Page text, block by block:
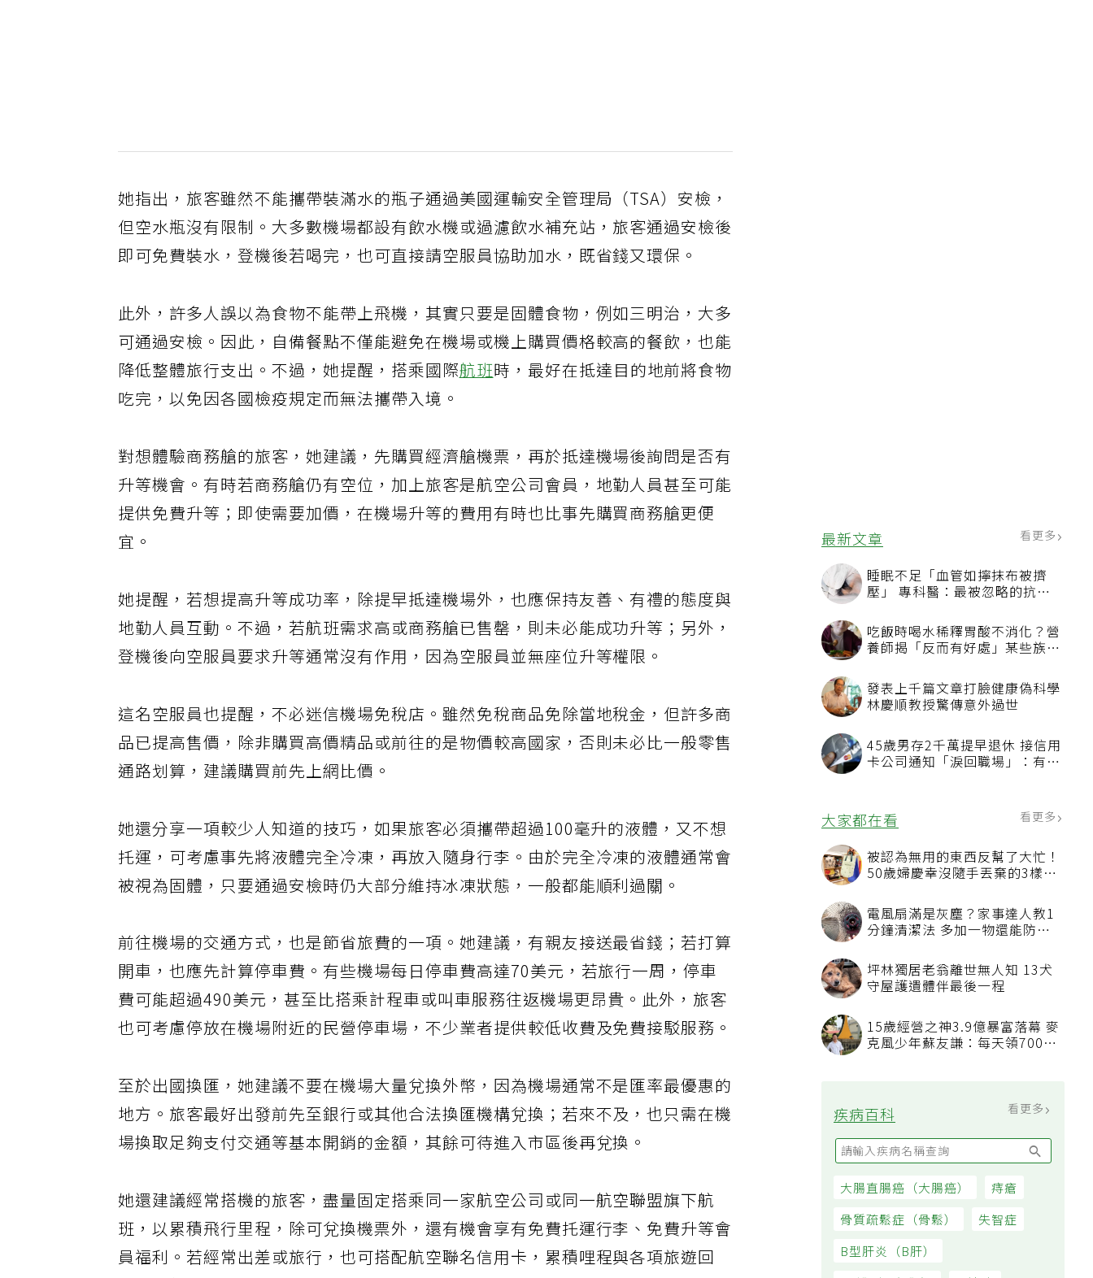
最新文章 看更多
睡眠不足「血管如擰抹布被擠
壓」 專科醫：最被忽略的抗老
吃飯時喝水稀釋胃酸不消化？營
養師揭「反而有好處」某些族群
發表上千篇文章打臉健康偽科學
林慶順教授驚傳意外過世
45歲男存2千萬提早退休 接信用
卡公司通知「淚回職場」：有錢
大家都在看
被認為無用的東西反幫了大忙！
50歲婦慶幸沒隨手丟棄的3樣物
電風扇滿是灰塵？家事達人教1
汙附著
坪林獨居老翁離世無人知 13犬
15歲經營之神3.9億暴富落幕 麥
疾病百科
她指出，旅客雖然不能攜帶裝滿水的瓶子通過美國運輸安全管理局（TSA）安檢，
但空水瓶沒有限制。大多數機場都設有飲水機或過濾飲水補充站，旅客通過安檢後
即可免費裝水，登機後若喝完，也可直接請空服員協助加水，既省錢又環保。
此外，許多人誤以為食物不能帶上飛機，其實只要是固體食物，例如三明治，大多
可通過安檢。因此，自備餐點不僅能避免在機場或機上購買價格較高的餐飲，也能
降低整體旅行支出。不過，她提醒，搭乘國際航班時，最好在抵達目的地前將食物
吃完，以免因各國檢疫規定而無法攜帶入境。
對想體驗商務艙的旅客，她建議，先購買經濟艙機票，再於抵達機場後詢問是否有
升等機會。有時若商務艙仍有空位，加上旅客是航空公司會員，地勤人員甚至可能
提供免費升等；即使需要加價，在機場升等的費用有時也比事先購買商務艙更便
宜。
她提醒，若想提高升等成功率，除提早抵達機場外，也應保持友善、有禮的態度與
地勤人員互動。不過，若航班需求高或商務艙已售罄，則未必能成功升等；另外，
登機後向空服員要求升等通常沒有作用，因為空服員並無座位升等權限。
這名空服員也提醒，不必迷信機場免稅店。雖然免稅商品免除當地稅金，但許多商
品已提高售價，除非購買高價精品或前往的是物價較高國家，否則未必比一般零售
通路划算，建議購買前先上網比價。
她還分享一項較少人知道的技巧，如果旅客必須攜帶超過100毫升的液體，又不想
托運，可考慮事先將液體完全冷凍，再放入隨身行李。由於完全冷凍的液體通常會
被視為固體，只要通過安檢時仍大部分維持冰凍狀態，一般都能順利過關。
前往機場的交通方式，也是節省旅費的一項。她建議，有親友接送最省錢；若打算
開車，也應先計算停車費。有些機場每日停車費高達70美元，若旅行一周，停車
費可能超過490美元，甚至比搭乘計程車或叫車服務往返機場更昂貴。此外，旅客
也可考慮停放在機場附近的民營停車場，不少業者提供較低收費及免費接駁服務。
至於出國換匯，她建議不要在機場大量兌換外幣，因為機場通常不是匯率最優惠的
地方。旅客最好出發前先至銀行或其他合法換匯機構兌換；若來不及，也只需在機
場換取足夠支付交通等基本開銷的金額，其餘可待進入市區後再兌換。
她還建議經常搭機的旅客，盡量固定搭乘同一家航空公司或同一航空聯盟旗下航
班，以累積飛行里程，除可兌換機票外，還有機會享有免費托運行李、免費升等會
員福利。若經常出差或旅行，也可搭配航空聯名信用卡，累積哩程與各項旅遊回